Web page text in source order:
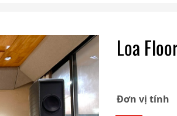
Loa
Đơn vị tính